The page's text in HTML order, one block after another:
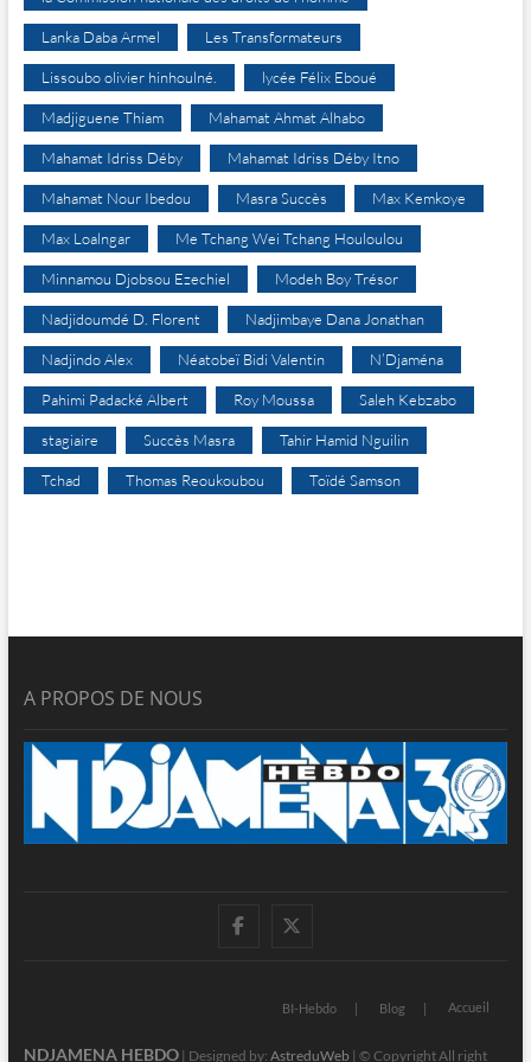
Lanka Daba Armel Les Transformateurs
Lissoubo olivier hinhoulné. lycée Félix Eboué
Madjiguene Thiam Mahamat Ahmat Alhabo
Mahamat Idriss Déby Mahamat Idriss Déby Itno
Mahamat Nour Ibedou Masra Succès Max Kemkoye
Max Loalngar Me Tchang Wei Tchang Houloulou
Minnamou Djobsou Ezechiel Modeh Boy Trésor
Nadjidoumdé D. Florent Nadjimbaye Dana Jonathan
Nadjindo Alex Néatobeï Bidi Valentin N’Djaména
Pahimi Padacké Albert Roy Moussa Saleh Kebzabo
stagiaire Succès Masra Tahir Hamid Nguilin
Tchad Thomas Reoukoubou Toïdé Samson
A PROPOS DE NOUS
facebook
BI-Hebdo Blog Accueil
NDJAMENA HEBDO| Designed by: AstreduWeb | © Copyright All right